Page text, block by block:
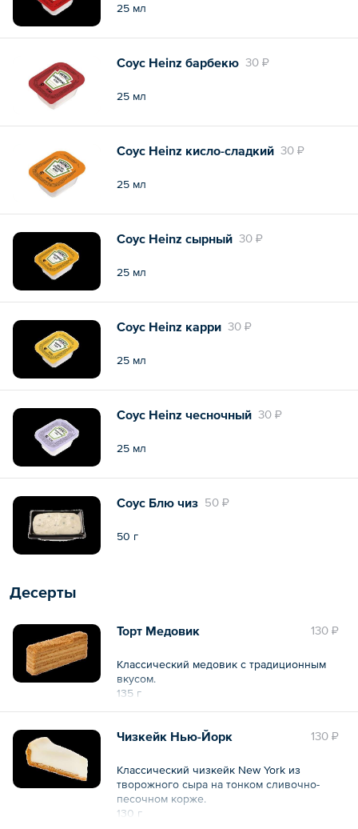
25 мл
30 ₽
Соус Heinz барбекю
25 мл
30 ₽
Соус Heinz кисло-сладкий
25 мл
30 ₽
Соус Heinz сырный
25 мл
30 ₽
Соус Heinz карри
25 мл
30 ₽
Соус Heinz чесночный
25 мл
50 ₽
Соус Блю чиз
50 г
Десерты
130 ₽
Торт Медовик
Классический медовик с традиционным
вкусом.
135 г
130 ₽
Чизкейк Нью-Йорк
Классический чизкейк New York из
творожного сыра на тонком сливочно-
песочном корже.
130 г